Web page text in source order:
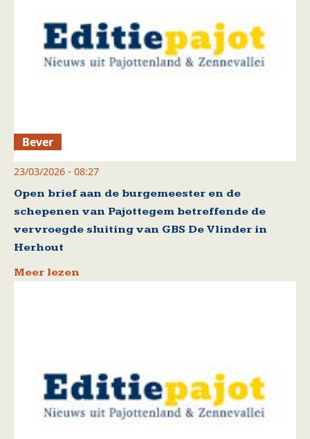
Bever
23/03/2026 - 08:27
Open brief aan de burgemeester en de
schepenen van Pajottegem betreffende de
vervroegde sluiting van GBS De Vlinder in
Herhout
Meer lezen